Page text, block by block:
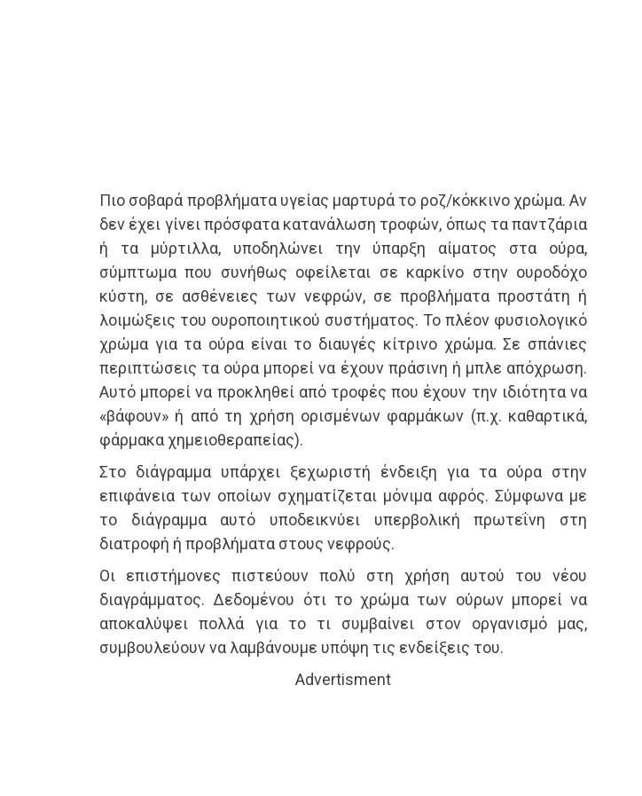
Πιο σοβαρά προβλήματα υγείας μαρτυρά το ροζ/κόκκινο χρώμα. Αν
δεν έχει γίνει πρόσφατα κατανάλωση τροφών, όπως τα παντζάρια
ή τα μύρτιλλα, υποδηλώνει την ύπαρξη αίματος στα ούρα,
σύμπτωμα που συνήθως οφείλεται σε καρκίνο στην ουροδόχο
κύστη, σε ασθένειες των νεφρών, σε προβλήματα προστάτη ή
λοιμώξεις του ουροποιητικού συστήματος. Το πλέον φυσιολογικό
χρώμα για τα ούρα είναι το διαυγές κίτρινο χρώμα. Σε σπάνιες
περιπτώσεις τα ούρα μπορεί να έχουν πράσινη ή μπλε απόχρωση.
Αυτό μπορεί να προκληθεί από τροφές που έχουν την ιδιότητα να
«βάφουν» ή από τη χρήση ορισμένων φαρμάκων (π.χ. καθαρτικά,
φάρμακα χημειοθεραπείας).
Στο διάγραμμα υπάρχει ξεχωριστή ένδειξη για τα ούρα στην
επιφάνεια των οποίων σχηματίζεται μόνιμα αφρός. Σύμφωνα με
το διάγραμμα αυτό υποδεικνύει υπερβολική πρωτεΐνη στη
διατροφή ή προβλήματα στους νεφρούς.
Οι επιστήμονες πιστεύουν πολύ στη χρήση αυτού του νέου
διαγράμματος. Δεδομένου ότι το χρώμα των ούρων μπορεί να
αποκαλύψει πολλά για το τι συμβαίνει στον οργανισμό μας,
συμβουλεύουν να λαμβάνουμε υπόψη τις ενδείξεις του.
Advertisment